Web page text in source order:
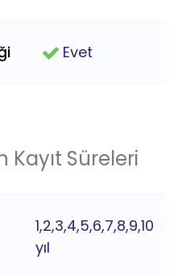
Evet
Kayıt Süreleri
1,2,3,4,5,6,7,8,9,10
yıl